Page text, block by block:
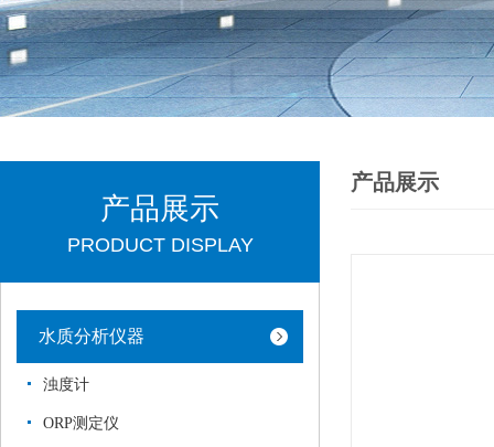
产品展示
PRODUCT DISPLAY
水质分析仪器
浊度计
ORP测定仪
产品展示